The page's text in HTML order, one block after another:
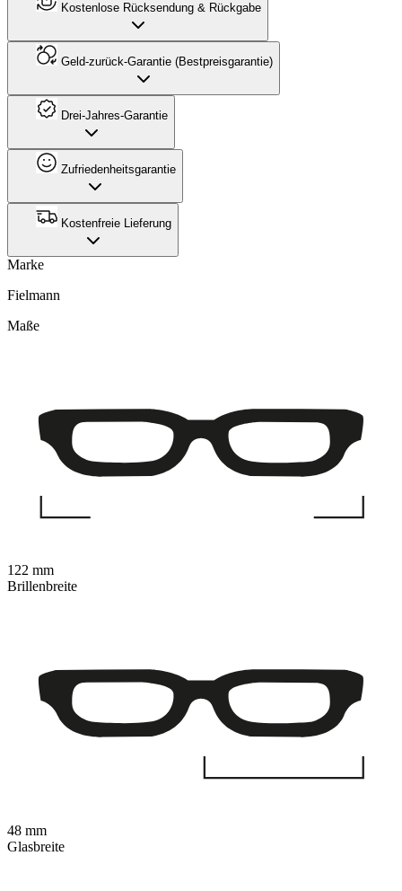
Kostenlose Rücksendung & Rückgabe
Geld-zurück-Garantie (Bestpreisgarantie)
Drei-Jahres-Garantie
Zufriedenheitsgarantie
Kostenfreie Lieferung
Marke
Fielmann
Maße
122 mm
Brillenbreite
48 mm
Glasbreite